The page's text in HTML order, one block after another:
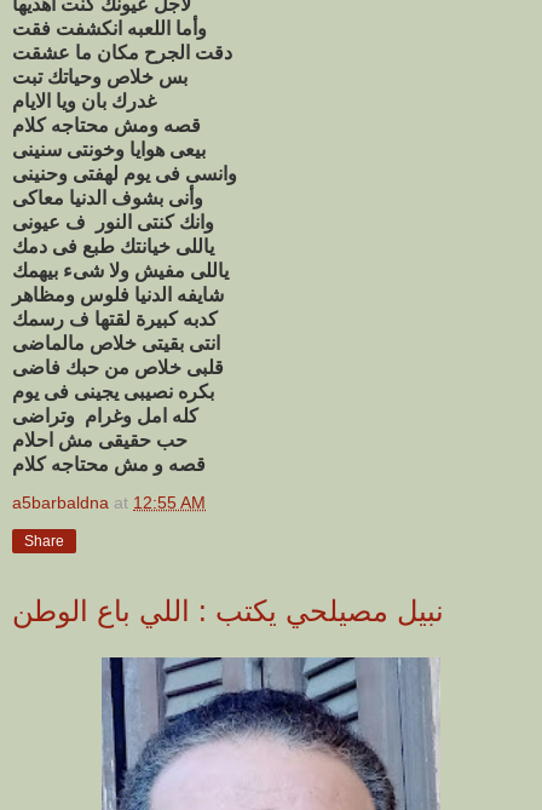
وأما اللعبه انكشفت فقت
دقت الجرح مكان ما عشقت
بس خلاص وحياتك تبت
غدرك بان ويا الايام
قصه ومش محتاجه كلام
ياللى خيانتك طبع فى دمك
ياللى مفيش ولا شىء بيهمك
كدبه كبيرة لقتها ف رسمك
كله امل وغرام وتراضى
قصه و مش محتاجه كلام
a5barbaldna at 12:55 AM
Share
نبيل مصيلحي يكتب : اللي باع الوطن